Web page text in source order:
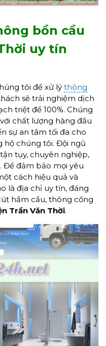
bồn cầu
uy tín
tôi để xử lý thông
sẽ trải nghiệm dịch
triệt để 100%. Chúng
chất lượng hàng đầu
sự an tâm tối đa cho
hộ chúng tôi. Đội ngũ
tụy, chuyên nghiệp,
Để đảm bảo mọi yêu
cách hiệu quả và
là địa chỉ uy tín, đáng
hầm cầu, thông cống
Trần Văn Thời.